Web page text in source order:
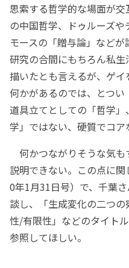
思索する哲学的な場面が交
の中国哲学、ドゥルーズや
モースの「贈与論」などが
研究の合間にもちろん私
描いたとも言えるが、ゲ
何かがあるのでは、とつ
道具立てとしての「哲学
学」ではない、硬質でコア
何かつながりそうな気も
説明できない。この点に
0年1月31日号）で、千葉
談し、「生成変化の二つ
性/有限性」などのタイト
参照してほしい。